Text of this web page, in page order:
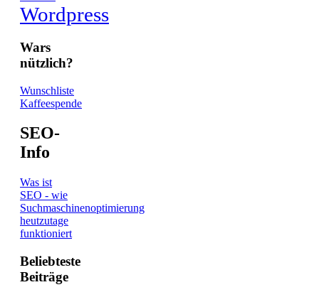
Wordpress
Wars
nützlich?
Wunschliste
Kaffeespende
SEO-
Info
Was ist
SEO - wie
Suchmaschinenoptimierung
heutzutage
funktioniert
Beliebteste
Beiträge